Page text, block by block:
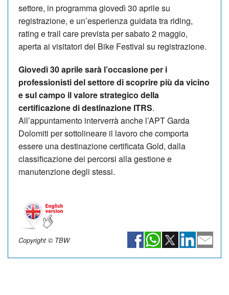
settore, in programma giovedì 30 aprile su
registrazione, e un’esperienza guidata tra riding,
rating e trail care prevista per sabato 2 maggio,
aperta ai visitatori del Bike Festival su registrazione.
Giovedì 30 aprile sarà l’occasione per i
professionisti del settore di scoprire più da vicino
e sul campo il valore strategico della
certificazione di destinazione ITRS.
All’appuntamento interverrà anche l’APT Garda
Dolomiti per sottolineare il lavoro che comporta
essere una destinazione certificata Gold, dalla
classificazione dei percorsi alla gestione e
manutenzione degli stessi.
Copyright © TBW